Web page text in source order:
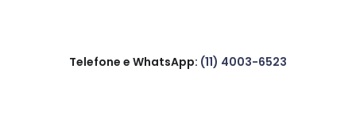
Telefone e WhatsApp: (11) 4003-6523